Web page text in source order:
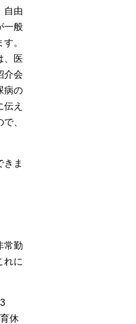
自由
一般
。
、医
介会
病の
え
、
ま
常勤
れに
休